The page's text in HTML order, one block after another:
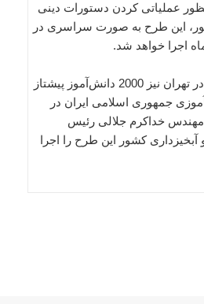
عملیاتی کردن دستورات دینی
این طرح به صورت سراسری در
کفاش خاطر نشان کرد: در تهران نیز 2000 دانش‌آموز پیشتاز
جمهوری اسلامی ایران در
خداکرم جلالی رئیس
آبخیزداری کشور این طرح را اجرا